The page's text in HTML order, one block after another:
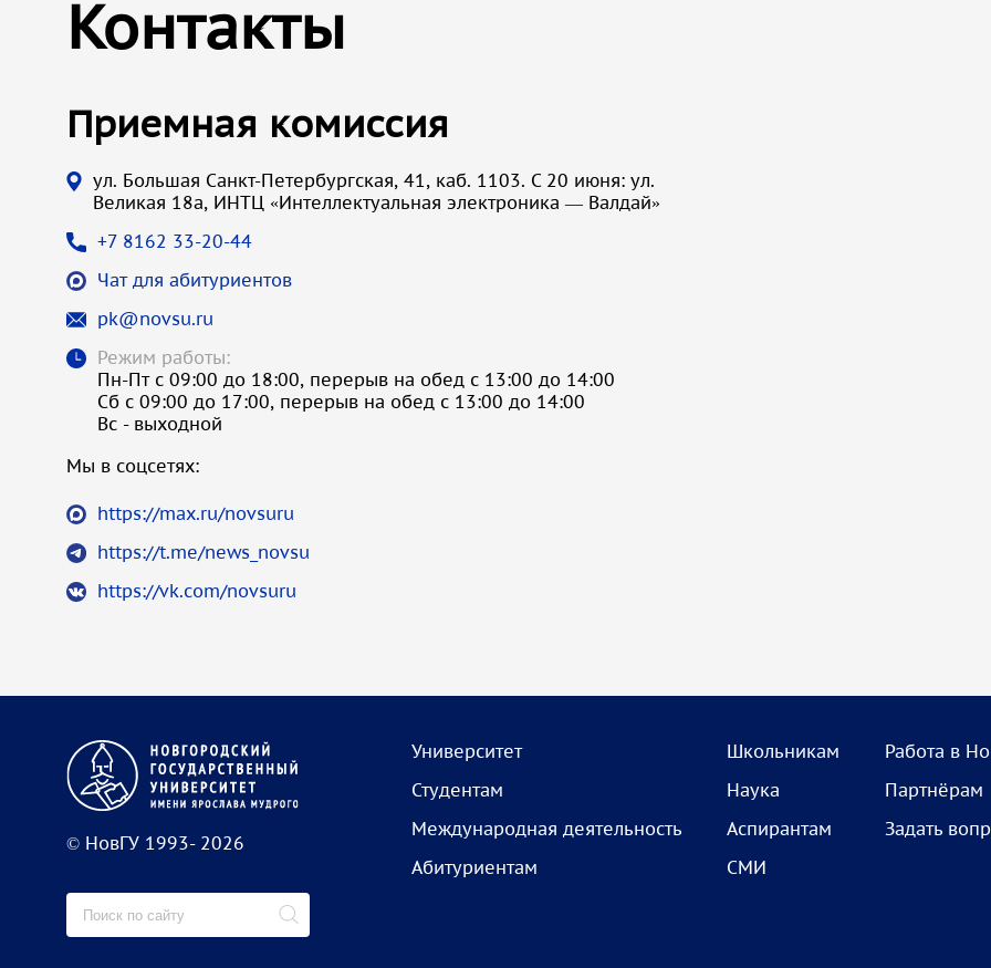
Контакты
Приемная комиссия
ул. Большая Санкт-Петербургская, 41, каб. 1103. С 20 июня: ул.
Великая 18а, ИНТЦ «Интеллектуальная электроника — Валдай»
+7 8162 33-20-44
Чат для абитуриентов
pk@novsu.ru
Режим работы:
Пн-Пт с 09:00 до 18:00, перерыв на обед с 13:00 до 14:00
Сб с 09:00 до 17:00, перерыв на обед с 13:00 до 14:00
Вс - выходной
Мы в соцсетях:
https://max.ru/novsuru
https://t.me/news_novsu
https://vk.com/novsuru
© НовГУ 1993- 2026
Университет
Студентам
Международная деятельность
Абитуриентам
Школьникам
Наука
Аспирантам
СМИ
Работа в
Партнёрам
Задать